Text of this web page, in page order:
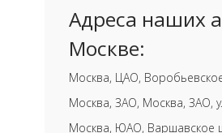
Адреса наших
Москве:
Москва, ЦАО,
Москва, ЗАО, Москва, ЗАО,
Москва, ЮАО, Варшавское